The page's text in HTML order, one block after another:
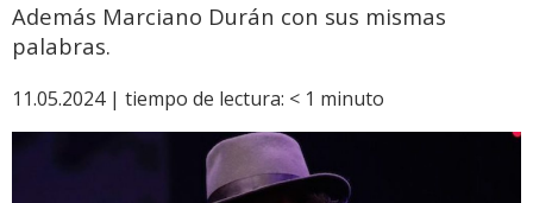
Además Marciano Durán con sus mismas
palabras.
11.05.2024 | tiempo de lectura: < 1 minuto